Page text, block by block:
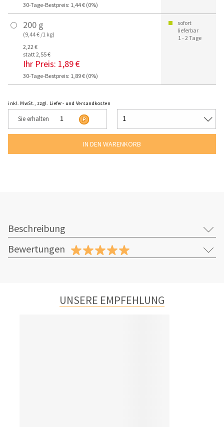
30-Tage-Bestpreis: 1,44 € (0%)
200 g
(9,44 € /1 kg)
statt 2,55 €
2,22 €
Ihr Preis: 1,89 €
30-Tage-Bestpreis: 1,89 € (0%)
sofort
lieferbar
1 - 2 Tage
inkl. MwSt., zzgl. Liefer- und Versandkosten
Sie erhalten 1
Beschreibung
Bewertungen
UNSERE EMPFEHLUNG